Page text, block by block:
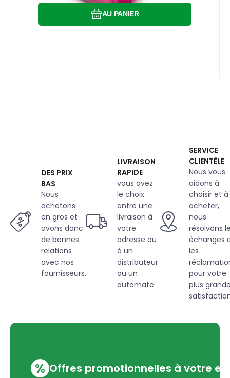
AU PANIER
DES PRIX
BAS
Nous
achetons
en gros et
avons donc
de bonnes
relations
avec nos
fournisseurs.
LIVRAISON
RAPIDE
vous avez
le choix
entre une
livraison à
votre
adresse ou
à un
distributeur
ou un
automate
SERVICE
CLIENTÈLE
Nous vous
aidons à
choisir et à
acheter,
nous
résolvons
échanges
les
pour votre
plus
% Offres promotionnelles à votre